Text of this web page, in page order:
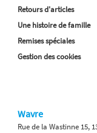
Retours d'articles
Une histoire de famille
Remises spéciales
Gestion des cookies
Wavre
Rue de la Wastinne 15,